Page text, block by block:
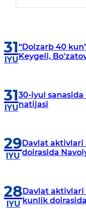
31
IYU
“Dolzarb 40
Keygeli,
31
IYU
30-iyul
natijasi
29
IYU
Davlat
doirasida
28
IYU
Davlat
kunlik